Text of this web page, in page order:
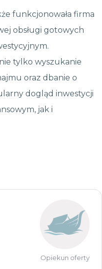
funkcjonowała firma
obsługi gotowych
tylko wyszukanie
oraz dbanie o
dogląd inwestycji
jak i
Opiekun oferty